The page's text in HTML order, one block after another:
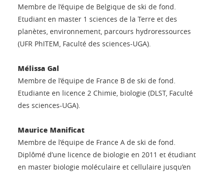
Membre de l’équipe de Belgique de ski de fond.
Etudiant en master 1 sciences de la Terre et des
planètes, environnement, parcours hydroressources
(UFR PhITEM, Faculté des sciences-UGA).
Mélissa Gal
Membre de l’équipe de France B de ski de fond.
Etudiante en licence 2 Chimie, biologie (DLST, Faculté
des sciences-UGA).
Maurice Manificat
Membre de l’équipe de France A de ski de fond.
Diplômé d’une licence de biologie en 2011 et étudiant
en master biologie moléculaire et cellulaire jusqu’en